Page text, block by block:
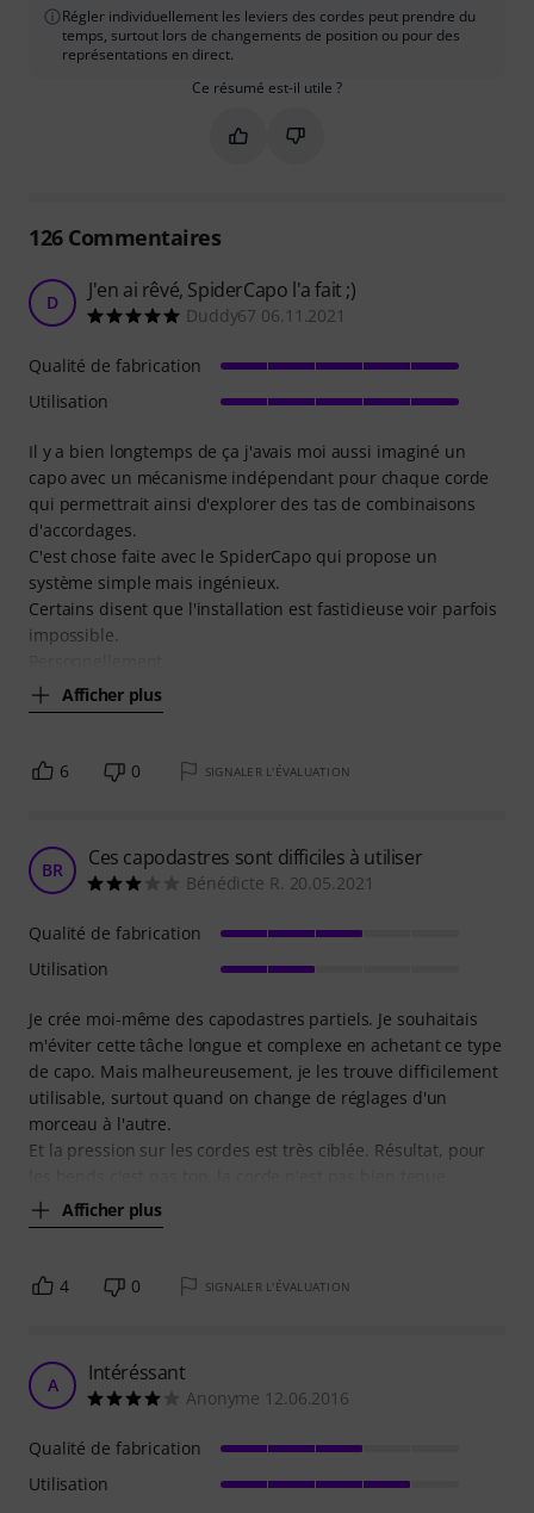
Régler individuellement les leviers des cordes peut prendre du
temps, surtout lors de changements de position ou pour des
représentations en direct.
Ce résumé est-il utile ?
Marquer ce résumé comme utile
Marquer ce résumé comme
126Commentaires
D J'en ai rêvé, SpiderCapo l'a fait ;)
Duddy67 06.11.2021
Il y a bien longtemps de ça j'avais moi aussi imaginé un
capo avec un mécanisme indépendant pour chaque corde
qui permettrait ainsi d'explorer des tas de combinaisons
d'accordages.
C'est chose faite avec le SpiderCapo qui propose un
système simple mais ingénieux.
Certains disent que l'installation est fastidieuse voir parfois
impossible.
Afficher plus
Qualité de fabrication
Utilisation
6 0 SIGNALER L'ÉVALUATION
BR Ces capodastres sont difficiles à utiliser
Bénédicte R. 20.05.2021
Je crée moi-même des capodastres partiels. Je souhaitais
m'éviter cette tâche longue et complexe en achetant ce type
de capo. Mais malheureusement, je les trouve difficilement
utilisable, surtout quand on change de réglages d'un
morceau à l'autre.
Et la pression sur les cordes est très ciblée. Résultat, pour
Afficher plus
Qualité de fabrication
Utilisation
4 0 SIGNALER L'ÉVALUATION
A Intéréssant
Anonyme 12.06.2016
Qualité de fabrication
Utilisation